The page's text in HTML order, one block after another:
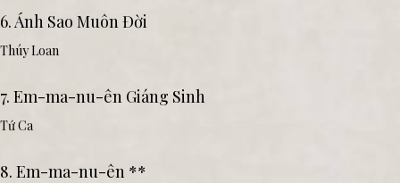
6. Ánh Sao Muôn Đời
Thúy Loan
7. Em-ma-nu-ên Giáng Sinh
Tứ Ca
8. Em-ma-nu-ên **